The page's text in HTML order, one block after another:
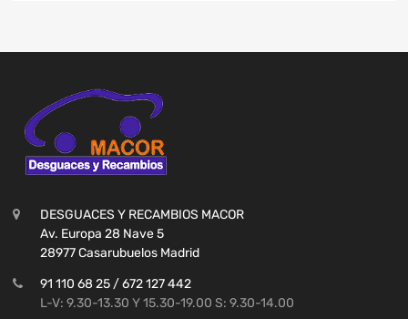
DESGUACES Y RECAMBIOS MACOR
Av. Europa 28 Nave 5
28977 Casarubuelos Madrid
91 110 68 25 / 672 127 442
L-V: 9.30-13.30 Y 15.30-19.00 S: 9.30-14.00